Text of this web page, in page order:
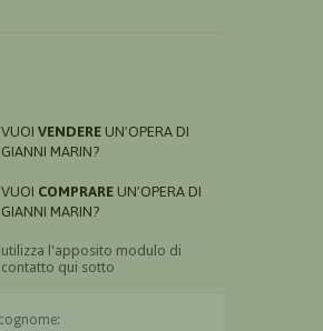
VUOI VENDERE UN'OPERA DI
GIANNI MARIN?
VUOI COMPRARE UN'OPERA DI
GIANNI MARIN?
utilizza l'apposito modulo di
contatto qui sotto